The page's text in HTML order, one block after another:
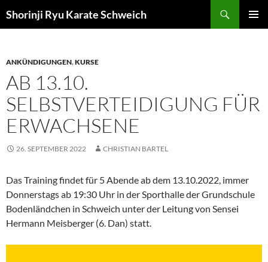
Inhalt
Shorinji Ryu Karate Schweich
ANKÜNDIGUNGEN,KURSE
AB 13.10.
SELBSTVERTEIDIGUNG FÜR
ERWACHSENE
26. SEPTEMBER 2022 CHRISTIAN BARTEL
Das Training findet für 5 Abende ab dem 13.10.2022, immer
Donnerstags ab 19:30 Uhr in der Sporthalle der Grundschule
Bodenländchen in Schweich unter der Leitung von Sensei
Hermann Meisberger (6. Dan) statt.